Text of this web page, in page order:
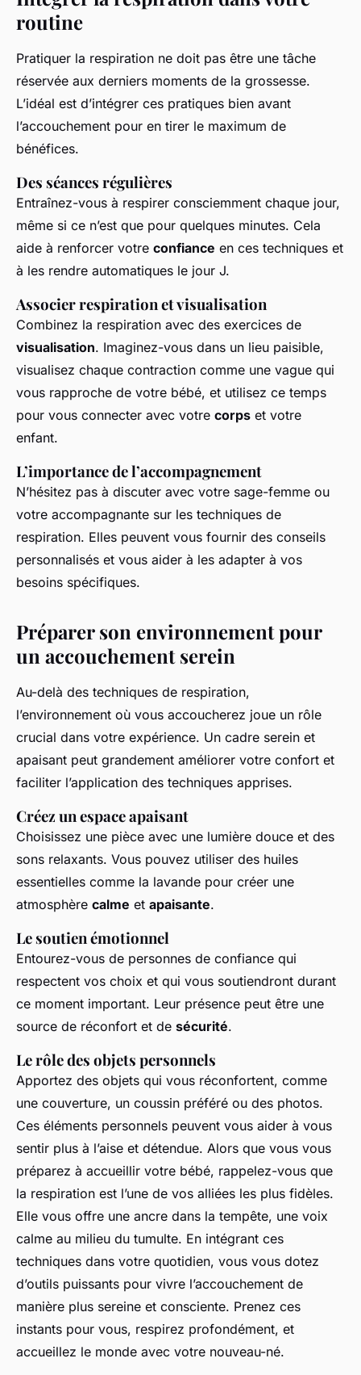
routine
Pratiquer la respiration ne doit pas être une tâche
réservée aux derniers moments de la grossesse.
L’idéal est d’intégrer ces pratiques bien avant
l’accouchement pour en tirer le maximum de
bénéfices.
Des séances régulières
Entraînez-vous à respirer consciemment chaque jour,
même si ce n’est que pour quelques minutes. Cela
aide à renforcer votre confiance en ces techniques et
à les rendre automatiques le jour J.
Associer respiration et visualisation
Combinez la respiration avec des exercices de
visualisation. Imaginez-vous dans un lieu paisible,
visualisez chaque contraction comme une vague qui
vous rapproche de votre bébé, et utilisez ce temps
pour vous connecter avec votre corps et votre
enfant.
L’importance de l’accompagnement
N’hésitez pas à discuter avec votre sage-femme ou
votre accompagnante sur les techniques de
respiration. Elles peuvent vous fournir des conseils
personnalisés et vous aider à les adapter à vos
besoins spécifiques.
Préparer son environnement pour
un accouchement serein
Au-delà des techniques de respiration,
l’environnement où vous accoucherez joue un rôle
crucial dans votre expérience. Un cadre serein et
apaisant peut grandement améliorer votre confort et
faciliter l’application des techniques apprises.
Créez un espace apaisant
Choisissez une pièce avec une lumière douce et des
sons relaxants. Vous pouvez utiliser des huiles
essentielles comme la lavande pour créer une
atmosphère calme et apaisante.
Le soutien émotionnel
Entourez-vous de personnes de confiance qui
respectent vos choix et qui vous soutiendront durant
ce moment important. Leur présence peut être une
source de réconfort et de sécurité.
Le rôle des objets personnels
Apportez des objets qui vous réconfortent, comme
une couverture, un coussin préféré ou des photos.
Ces éléments personnels peuvent vous aider à vous
sentir plus à l’aise et détendue. Alors que vous vous
préparez à accueillir votre bébé, rappelez-vous que
la respiration est l’une de vos alliées les plus fidèles.
Elle vous offre une ancre dans la tempête, une voix
calme au milieu du tumulte. En intégrant ces
techniques dans votre quotidien, vous vous dotez
d’outils puissants pour vivre l’accouchement de
manière plus sereine et consciente. Prenez ces
instants pour vous, respirez profondément, et
accueillez le monde avec votre nouveau-né.